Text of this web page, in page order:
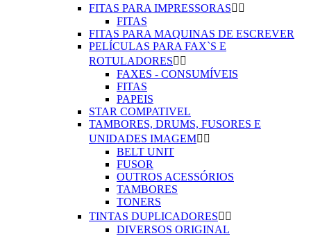
FITAS PARA IMPRESSORAS 
FITAS
FITAS PARA MAQUINAS DE ESCREVER
PELÍCULAS PARA FAX`S E
ROTULADORES 
FAXES - CONSUMÍVEIS
FITAS
PAPEIS
STAR COMPATIVEL
TAMBORES, DRUMS, FUSORES E
UNIDADES IMAGEM 
BELT UNIT
FUSOR
OUTROS ACESSÓRIOS
TAMBORES
TONERS
TINTAS DUPLICADORES 
DIVERSOS ORIGINAL